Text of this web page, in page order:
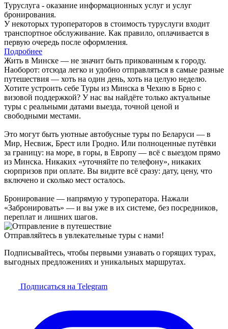
Туруслуга - оказание информационных услуг и услуг
бронирования.
У некоторых туроператоров в стоимость туруслуги входит
транспортное обслуживание. Как правило, оплачивается в
первую очередь после оформления.
Подробнее
Жить в Минске — не значит быть прикованным к городу.
Наоборот: отсюда легко и удобно отправляться в самые разные
путешествия — хоть на один день, хоть на целую неделю.
Хотите устроить себе Туры из Минска в Чехию в Брно с
визовой поддержкой? У нас вы найдёте только актуальные
туры с реальными датами выезда, точной ценой и
свободными местами.
Это могут быть уютные автобусные туры по Беларуси — в
Мир, Несвиж, Брест или Гродно. Или полноценные путёвки
за границу: на море, в горы, в Европу — всё с выездом прямо
из Минска. Никаких «уточняйте по телефону», никаких
сюрпризов при оплате. Вы видите всё сразу: дату, цену, что
включено и сколько мест осталось.
Бронирование — напрямую у туроператора. Нажали
«Забронировать» — и вы уже в их системе, без посредников,
переплат и лишних шагов.
Отправляйтесь в увлекательные туры с нами!
Подписывайтесь, чтобы первыми узнавать о горящих турах,
выгодных предложениях и уникальных маршрутах.
Подписаться на Telegram